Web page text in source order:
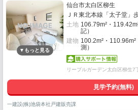
仙台市太白区柳生
ＪＲ東北本線「太子堂」
土地 106.79m²・
記）
建物 100.2m²・
測）
リーブルガーデン太白区柳生7
見学予約(無料)
一建設(株)池袋本社戸建販売課